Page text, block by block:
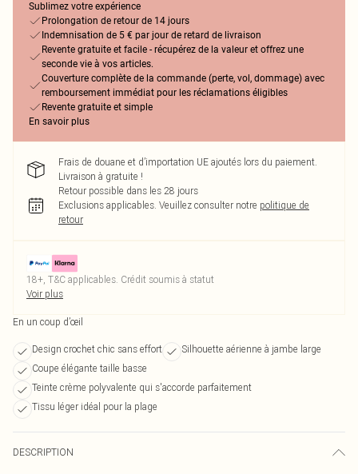
Sublimez votre expérience
Prolongation de retour de 14 jours
Indemnisation de 5 € par jour de retard de livraison
Revente gratuite et facile - récupérez de la valeur et offrez une
seconde vie à vos articles.
Couverture complète de la commande (perte, vol, dommage) avec
remboursement immédiat pour les réclamations éligibles
Revente gratuite et simple
En savoir plus
Frais de douane et d’importation UE ajoutés lors du paiement.
Livraison à gratuite !
Retour possible dans les 28 jours
Exclusions applicables. Veuillez consulter notre politique de
retour
18+, T&C applicables. Crédit soumis à statut
Voir plus
En un coup d’œil
Design crochet chic sans effort
Silhouette aérienne à jambe large
Coupe élégante taille basse
Teinte crème polyvalente qui s'accorde parfaitement
Tissu léger idéal pour la plage
DESCRIPTION